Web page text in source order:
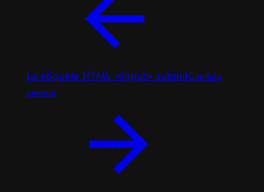
La etiqueta HTML <input> submitCapítulo
anterior